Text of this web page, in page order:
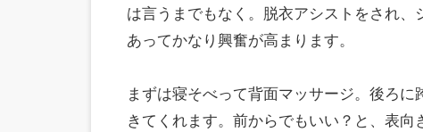
は言うまでもなく。脱衣アシストをされ
あってかなり興奮が高まります。
まずは寝そべって背面マッサージ。後ろ
きてくれます。前からでもいい？と、表